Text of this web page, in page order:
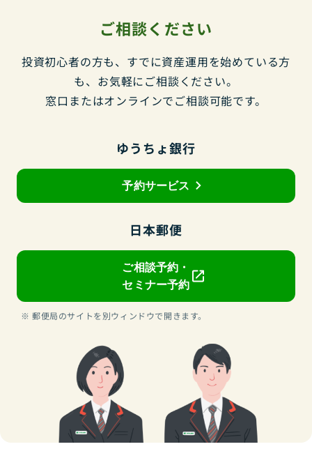
インターネット（ゆうちょ通帳アプリ、ゆうちょダイレクト）をご利用のお
客さまが、国債も保有している場合、「譲渡損益照会」および「配当譲渡損
益通算」画面に、国債の損益も含めて表示されます。
ご相談ください
投資初心者の方も、すでに資産運用を始めている方
も、お気軽にご相談ください。
窓口またはオンラインでご相談可能です。
ゆうちょ銀行
予約サービス
日本郵便
ご相談予約・
セミナー予約
郵便局のサイトを別ウィンドウで開きます。